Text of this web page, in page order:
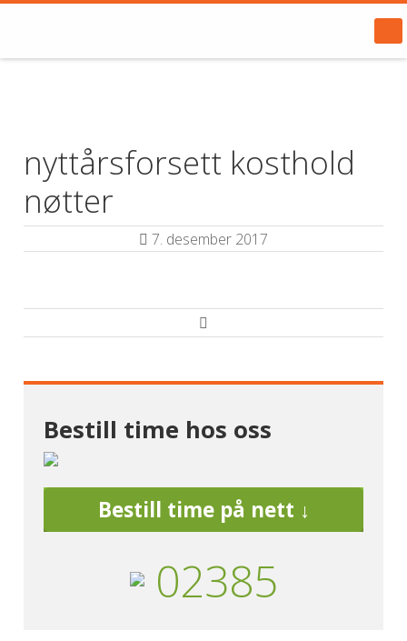
nyttårsforsett kosthold
nøtter
7. desember 2017
Bestill time hos oss
Bestill time på nett ↓
02385